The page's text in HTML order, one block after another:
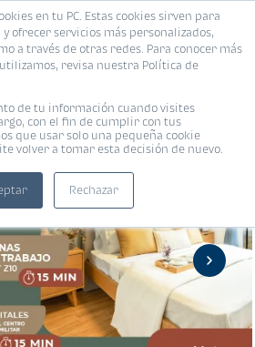
en tu PC. Estas cookies sirven para
ofrecer servicios más personalizados,
a través de otras redes. Para conocer más
revisa nuestra Política de
de tu información cuando visites
con el fin de cumplir con tus
que usar solo una pequeña cookie
volver a tomar esta decisión de nuevo.
Rechazar